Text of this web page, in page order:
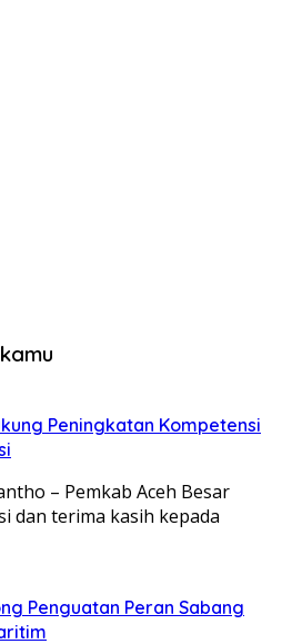
Peningkatan Kompetensi
– Pemkab Aceh Besar
dan terima kasih kepada
Penguatan Peran Sabang